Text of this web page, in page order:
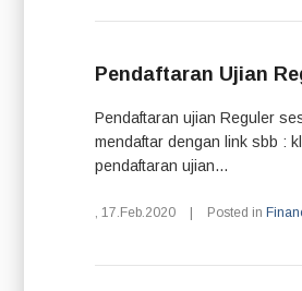
Pendaftaran Ujian
Pendaftaran ujian Reguler
mendaftar dengan link sbb :
pendaftaran ujian...
, 17.Feb.2020 Posted in